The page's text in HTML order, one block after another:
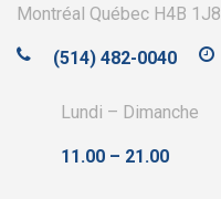
Montréal Québec H4B 1J8
(514) 482-0040
Lundi – Dimanche
11.00 – 21.00